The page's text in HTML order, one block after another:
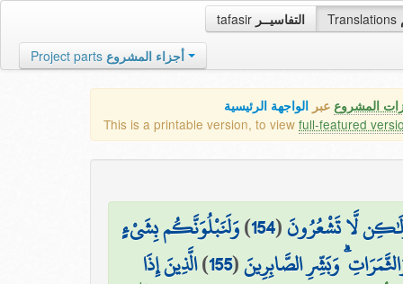
tafasir التفاسيــر Translations
Project parts أجزاء المشروع
المشروع عبر الواجهة الرئيسية
This is a printable version, to view full-featured
وَلَٰكِن لَّا تَشْعُرُونَ(
154
)وَلَنَبْلُوَنَّكُم بِشَيْءٍ
وَبَشِّرِ الصَّابِرِينَ(
155
)الَّذِينَ إِذَا